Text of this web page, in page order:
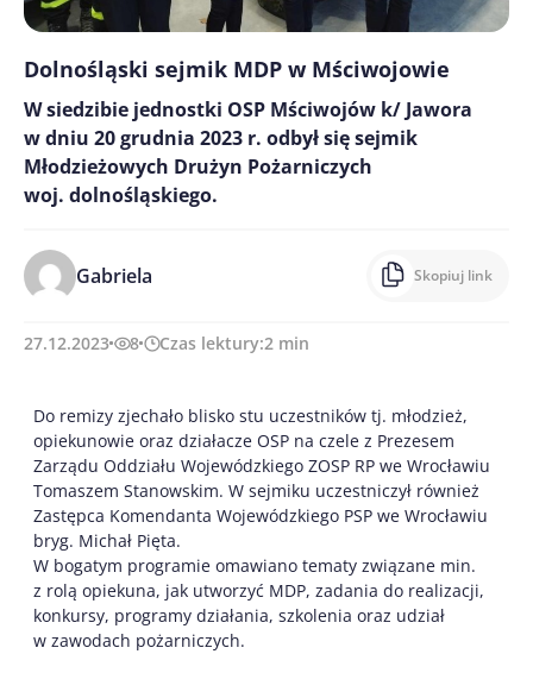
Dolnośląski sejmik MDP w Mściwojowie
W siedzibie jednostki OSP Mściwojów k/ Jawora
w dniu 20 grudnia 2023 r. odbył się sejmik
Młodzieżowych Drużyn Pożarniczych
woj. dolnośląskiego.
Gabriela Skopiuj link
27.12.2023 8 Czas lektury:2 min
Do remizy zjechało blisko stu uczestników tj. młodzież,
opiekunowie oraz działacze OSP na czele z Prezesem
Zarządu Oddziału Wojewódzkiego ZOSP RP we Wrocławiu
Tomaszem Stanowskim. W sejmiku uczestniczył również
Zastępca Komendanta Wojewódzkiego PSP we Wrocławiu
bryg. Michał Pięta.
W bogatym programie omawiano tematy związane min.
z rolą opiekuna, jak utworzyć MDP, zadania do realizacji,
konkursy, programy działania, szkolenia oraz udział
w zawodach pożarniczych.